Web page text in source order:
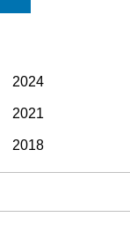
2024
2021
2018
2015
2012